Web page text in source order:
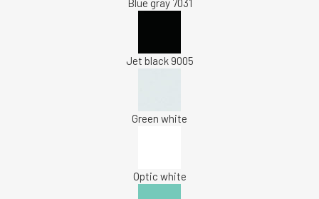
Jet black 9005
Green white
Optic white